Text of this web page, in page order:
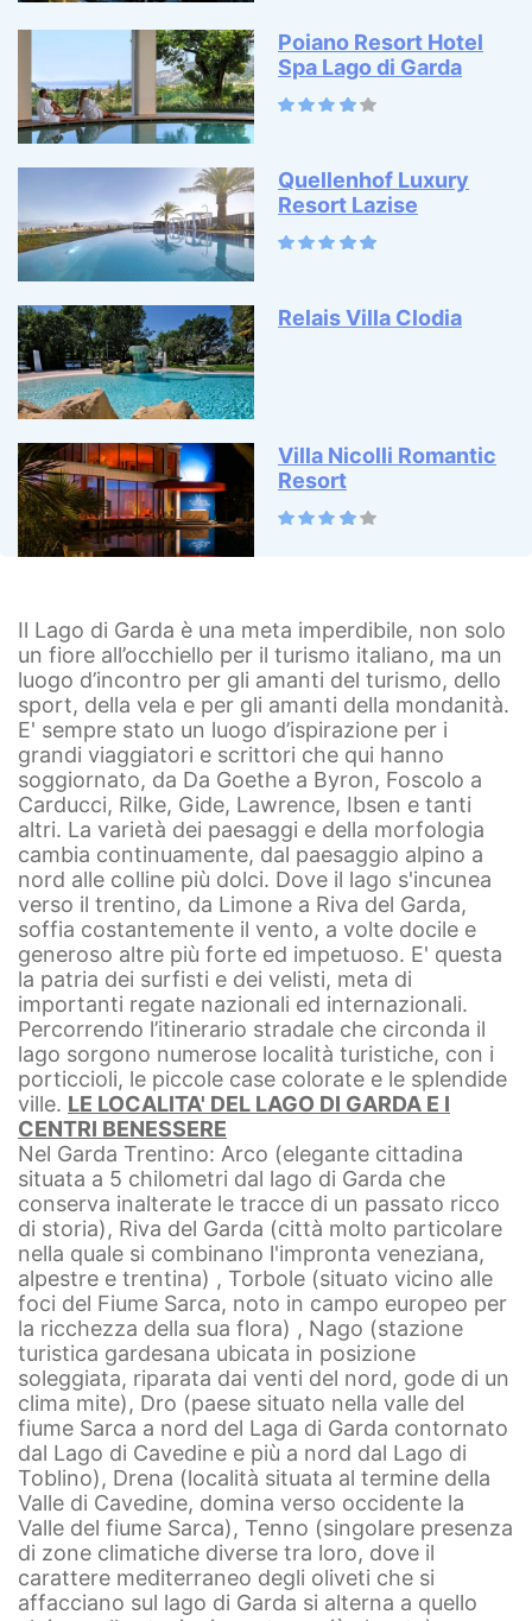
Poiano Resort Hotel
Spa Lago di Garda
Quellenhof Luxury
Resort Lazise
Relais Villa Clodia
Villa Nicolli Romantic
Resort
Il Lago di Garda è una meta imperdibile, non solo
un fiore all’occhiello per il turismo italiano, ma un
luogo d’incontro per gli amanti del turismo, dello
sport, della vela e per gli amanti della mondanità.
E' sempre stato un luogo d’ispirazione per i
grandi viaggiatori e scrittori che qui hanno
soggiornato, da Da Goethe a Byron, Foscolo a
Carducci, Rilke, Gide, Lawrence, Ibsen e tanti
altri. La varietà dei paesaggi e della morfologia
cambia continuamente, dal paesaggio alpino a
nord alle colline più dolci. Dove il lago s'incunea
verso il trentino, da Limone a Riva del Garda,
soffia costantemente il vento, a volte docile e
generoso altre più forte ed impetuoso. E' questa
la patria dei surfisti e dei velisti, meta di
importanti regate nazionali ed internazionali.
Percorrendo l’itinerario stradale che circonda il
lago sorgono numerose località turistiche, con i
porticcioli, le piccole case colorate e le splendide
ville. LE LOCALITA' DEL LAGO DI GARDA E I
CENTRI BENESSERE
Nel Garda Trentino: Arco (elegante cittadina
situata a 5 chilometri dal lago di Garda che
conserva inalterate le tracce di un passato ricco
di storia), Riva del Garda (città molto particolare
nella quale si combinano l'impronta veneziana,
alpestre e trentina) , Torbole (situato vicino alle
foci del Fiume Sarca, noto in campo europeo per
la ricchezza della sua flora) , Nago (stazione
turistica gardesana ubicata in posizione
soleggiata, riparata dai venti del nord, gode di un
clima mite), Dro (paese situato nella valle del
fiume Sarca a nord del Laga di Garda contornato
dal Lago di Cavedine e più a nord dal Lago di
Toblino), Drena (località situata al termine della
Valle di Cavedine, domina verso occidente la
Valle del fiume Sarca), Tenno (singolare presenza
di zone climatiche diverse tra loro, dove il
carattere mediterraneo degli oliveti che si
affacciano sul lago di Garda si alterna a quello